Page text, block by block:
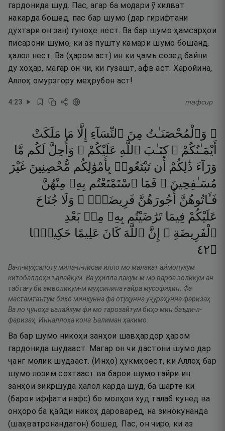
гардонида шуд. Пас, агар ба модари ӯ хилват
накарда бошед, пас бар шумо (дар гирифтани
духтари он зан) гуноҳе нест. Ва бар шумо ҳамсарҳои
писарони шумо, ки аз пушту камари шумо бошанд,
ҳалол нест. Ва (ҳаром аст) ин ки ҷамъ созед байни
ду хоҳар, магар он чи, ки гузашт, афв аст. Ҳаройина,
Аллоҳ омурзгору меҳрубон аст!
4:23 тафсир
۞ وَٱلْمُحْصَنَـٰتُ مِنَ ٱلنِّسَآءِ إِلَّا مَا مَلَكَتْ
أَيْمَـٰنُكُمْ ۖ كِتَـٰبَ ٱللَّهِ عَلَيْكُمْ ۚ وَأُحِلَّ لَكُم مَّا
وَرَآءَ ذَٰلِكُمْ أَن تَبْتَغُوا۟ بِأَمْوَٰلِكُم مُّحْصِنِينَ غَيْرَ
مُسَـٰفِحِينَ ۚ فَمَا ٱسْتَمْتَعْتُم بِهِۦ مِنْهُنَّ
فَـَٔاتُوهُنَّ
أُجُورَهُنَّ فَرِيضَةًۭ ۚ وَلَا جُنَاحَ
عَلَيْكُمْ فِيمَا تَرَٰضَيْتُم بِهِۦ مِنۢ بَعْدِ
ٱلْفَرِيضَةِ ۚ
إِنَّ ٱللَّهَ كَانَ عَلِيمًا حَكِيمًۭا
۝٢٤
Ва-л-муҳсаноту мина-н-нисаи илло мо малакат аймонукум
китобаллоҳи ъалайкум. Ва уҳилла лакум-м мо вароа золикум ан
табтағу би амволикум-м муҳсинина ғайра мусофиҳин. Фа
мастамтаътум биҳо минҳунна фа отуҳунна уҷураҳунна фаризаҳ.
Ва ло ҷуноҳа ъалайкум фи мо тарозайтум биҳо мин баъди-л-
фаризаҳ. Инналлоҳа кона Ъалиман ҳакимо.
Ва бар шумо никоҳи занҳои шавҳардор ҳаром
гардонида шудааст. Магар он чи дастони шумо дар
ҷанг молик шудааст. (Инҳо) ҳукмҳоест, ки Аллоҳ бар
шумо лозим сохтааст ва барои шумо ғайри ин
занҳои зикршуда ҳалол карда шуд, ба шарте ки
(барои иффати нафс) бо молҳои худ талаб кунед ва
онҳоро ба қайди никоҳ дароваред, на зинокунанда
(шаҳватронандагон) бошед. Пас, он чиро, ки аз